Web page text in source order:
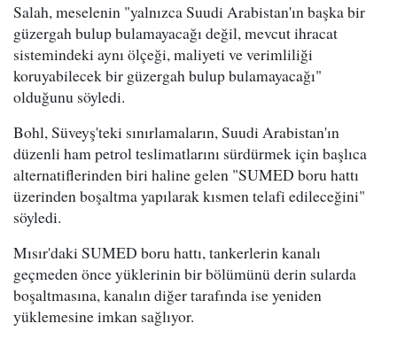
Salah, meselenin "yalnızca Suudi Arabistan'ın başka bir
güzergah bulup bulamayacağı değil, mevcut ihracat
sistemindeki aynı ölçeği, maliyeti ve verimliliği
koruyabilecek bir güzergah bulup bulamayacağı"
olduğunu söyledi.
Bohl, Süveyş'teki sınırlamaların, Suudi Arabistan'ın
düzenli ham petrol teslimatlarını sürdürmek için başlıca
alternatiflerinden biri haline gelen "SUMED boru hattı
üzerinden boşaltma yapılarak kısmen telafi edileceğini"
söyledi.
Mısır'daki SUMED boru hattı, tankerlerin kanalı
geçmeden önce yüklerinin bir bölümünü derin sularda
boşaltmasına, kanalın diğer tarafında ise yeniden
yüklemesine imkan sağlıyor.